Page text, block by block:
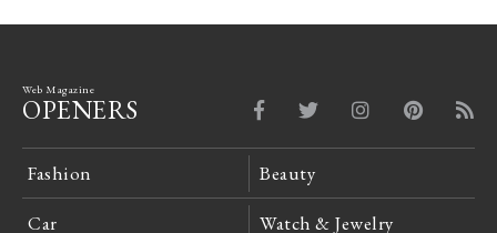
Web Magazine
OPENERS
Fashion Beauty
Car Watch & Jewelry